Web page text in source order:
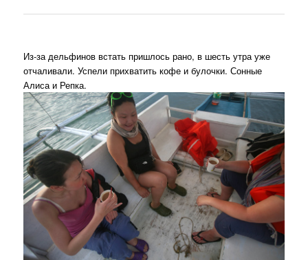
Из-за дельфинов встать пришлось рано, в шесть утра уже
отчаливали. Успели прихватить кофе и булочки. Сонные
Алиса и Репка.